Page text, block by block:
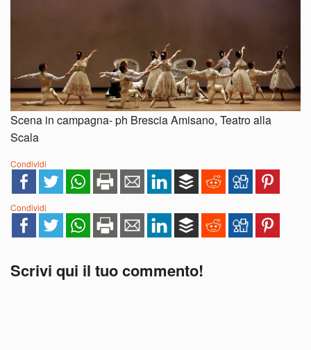
Scena in campagna- ph Brescia Amisano, Teatro alla
Scala
Condividi
Condividi
Scrivi qui il tuo commento!